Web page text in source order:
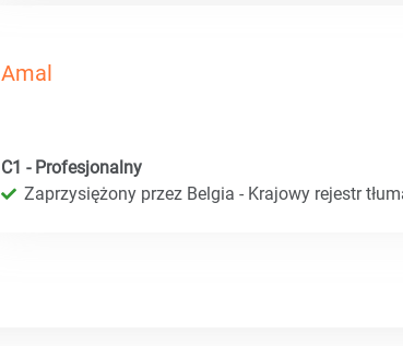
Amal
C1 - Profesjonalny
Zaprzysiężony przez Belgia - Krajowy rejestr